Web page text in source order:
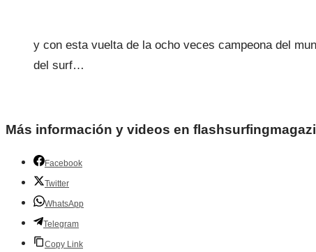
y con esta vuelta de la ocho veces campeona del
del surf…
Más información y videos en
Facebook
Twitter
WhatsApp
Telegram
Copy Link